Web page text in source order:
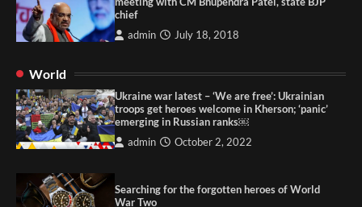
chief
admin July 18, 2018
World
Ukraine war latest – ‘We are free’: Ukrainian
troops get heroes welcome in Kherson; ‘panic’
emerging in Russian ranks￼
admin October 2, 2022
Searching for the forgotten heroes of World
War Two